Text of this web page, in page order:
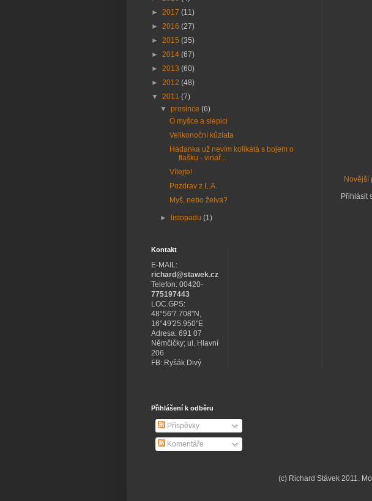
Novější
Přihlásit
► 2017 (11)
► 2016 (27)
► 2015 (35)
► 2014 (67)
► 2013 (60)
► 2012 (48)
▼ 2011 (7)
▼prosince(6)
O myšce a slepici
Velikonoční kůzlata
Hádanka už nevím kolikátá s bojem o
flašku - vinař...
Vítejte!
Pozdrav z L.A.
Myš, nebo želva?
► listopadu(1)
Kontakt
E-MAIL:
richard@stawek.cz
Telefon: 00420-
775197443
LOC.GPS:
48°56'7.708"N,
16°49'25.950"E
Adresa: 691 07
Němčičky; ul. Hlavní
206
FB: Ryšák Divý
Přihlášení k odběru
Příspěvky
Komentáře
(c) Richard Stávek 2011.